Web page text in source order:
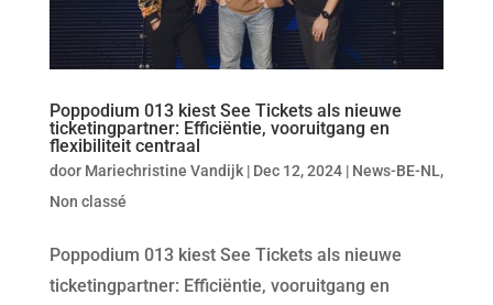
Poppodium 013 kiest See Tickets als nieuwe
ticketingpartner: Efficiëntie, vooruitgang en
flexibiliteit centraal
door Mariechristine Vandijk| Dec 12, 2024| News-BE-NL,
Non classé
Poppodium 013 kiest See Tickets als nieuwe
ticketingpartner: Efficiëntie, vooruitgang en